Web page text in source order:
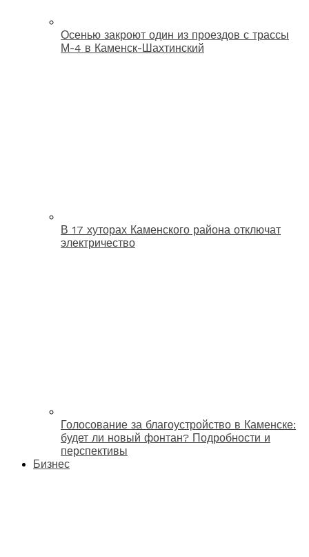
Осенью закроют один из проездов с трассы
М-4 в Каменск-Шахтинский
В 17 хуторах Каменского района отключат
электричество
Голосование за благоустройство в Каменске:
будет ли новый фонтан? Подробности и
перспективы
Бизнес